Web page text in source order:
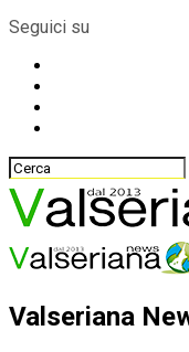
Seguici su
Valseriana